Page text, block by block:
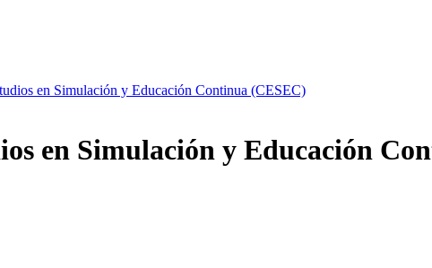
en Simulación y Educación Continua (CESEC)
en Simulación y Educación